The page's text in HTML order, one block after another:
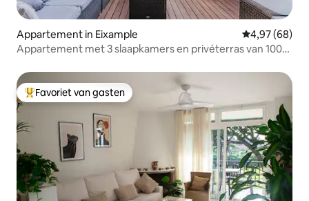
Appartement in Eixample Gemiddelde
4,97 (68)
Appartement met 3 slaapkamers en privéterras van 100
Topfavoriet van gasten
Favoriet van gasten